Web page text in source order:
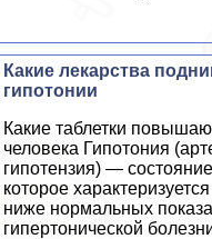
Какие лекарства
гипотонии
Какие таблетки
человека Гипотония
гипотензия) —
которое
ниже нормальных
гипертонической